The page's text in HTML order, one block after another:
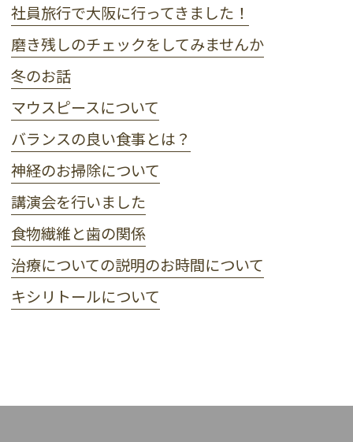
社員旅行で大阪に行ってきました！
磨き残しのチェックをしてみませんか
冬のお話
マウスピースについて
バランスの良い食事とは？
神経のお掃除について
講演会を行いました
食物繊維と歯の関係
治療についての説明のお時間について
キシリトールについて